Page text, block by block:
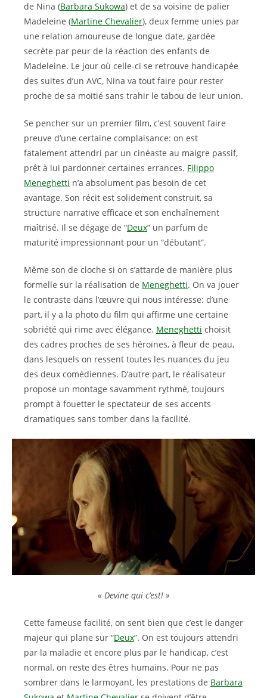
de Nina (Barbara Sukowa) et de sa voisine de palier
Madeleine (Martine Chevalier), deux femme unies par
une relation amoureuse de longue date, gardée
secrète par peur de la réaction des enfants de
Madeleine. Le jour où celle-ci se retrouve handicapée
des suites d’un AVC, Nina va tout faire pour rester
proche de sa moitié sans trahir le tabou de leur union.
Se pencher sur un premier film, c’est souvent faire
preuve d’une certaine complaisance: on est
fatalement attendri par un cinéaste au maigre passif,
prêt à lui pardonner certaines errances. Filippo
Meneghetti n’a absolument pas besoin de cet
avantage. Son récit est solidement construit, sa
structure narrative efficace et son enchaînement
maîtrisé. Il se dégage de “Deux” un parfum de
maturité impressionnant pour un “débutant”.
Même son de cloche si on s’attarde de manière plus
formelle sur la réalisation de Meneghetti. On va jouer
le contraste dans l’œuvre qui nous intéresse: d’une
part, il y a la photo du film qui affirme une certaine
sobriété qui rime avec élégance. Meneghetti choisit
des cadres proches de ses héroïnes, à fleur de peau,
dans lesquels on ressent toutes les nuances du jeu
des deux comédiennes. D’autre part, le réalisateur
propose un montage savamment rythmé, toujours
prompt à fouetter le spectateur de ses accents
dramatiques sans tomber dans la facilité.
« Devine qui c’est! »
Cette fameuse facilité, on sent bien que c’est le danger
majeur qui plane sur “Deux”. On est toujours attendri
par la maladie et encore plus par le handicap, c’est
normal, on reste des êtres humains. Pour ne pas
sombrer dans le larmoyant, les prestations de Barbara